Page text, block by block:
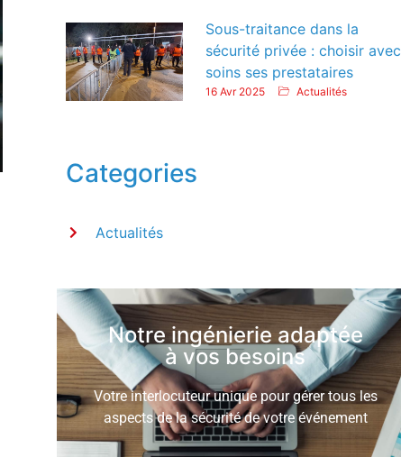
Sous-traitance dans la
sécurité privée : choisir avec
soins ses prestataires
16 Avr 2025 Actualités
Categories
Actualités
Notre ingénierie adaptée
à vos besoins
Votre interlocuteur unique pour gérer tous les
aspects de la sécurité de votre événement